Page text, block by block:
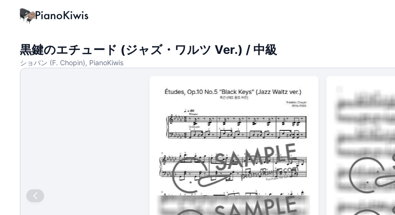
黒鍵のエチュード (ジャズ・ワルツ Ver.) / 中級
ショパン (F. Chopin), PianoKiwis